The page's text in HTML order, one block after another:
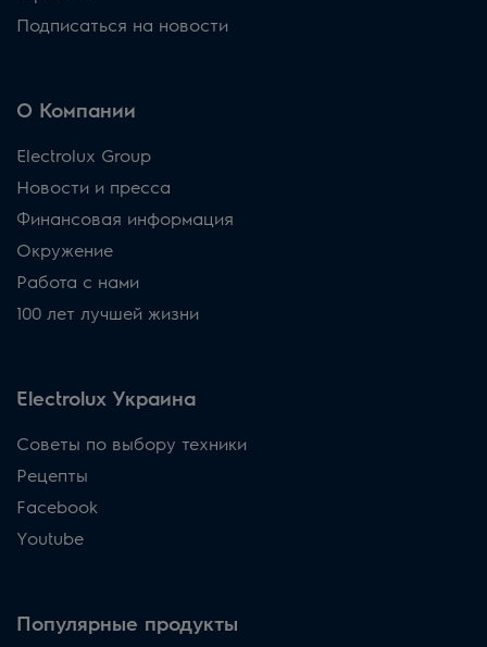
Подписаться на новости
О Компании
Electrolux Group
Новости и пресса
Финансовая информация
Окружение
Работа с нами
100 лет лучшей жизни
Electrolux Украина
Советы по выбору техники
Рецепты
Facebook
Youtube
Популярные продукты